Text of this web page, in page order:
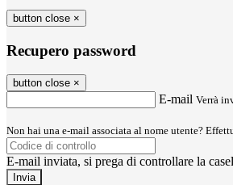
button close ×
Recupero password
button close ×
E-mail Verrà
Non hai una e-mail associata al nome utente?
E-mail inviata, si prega di controllare la